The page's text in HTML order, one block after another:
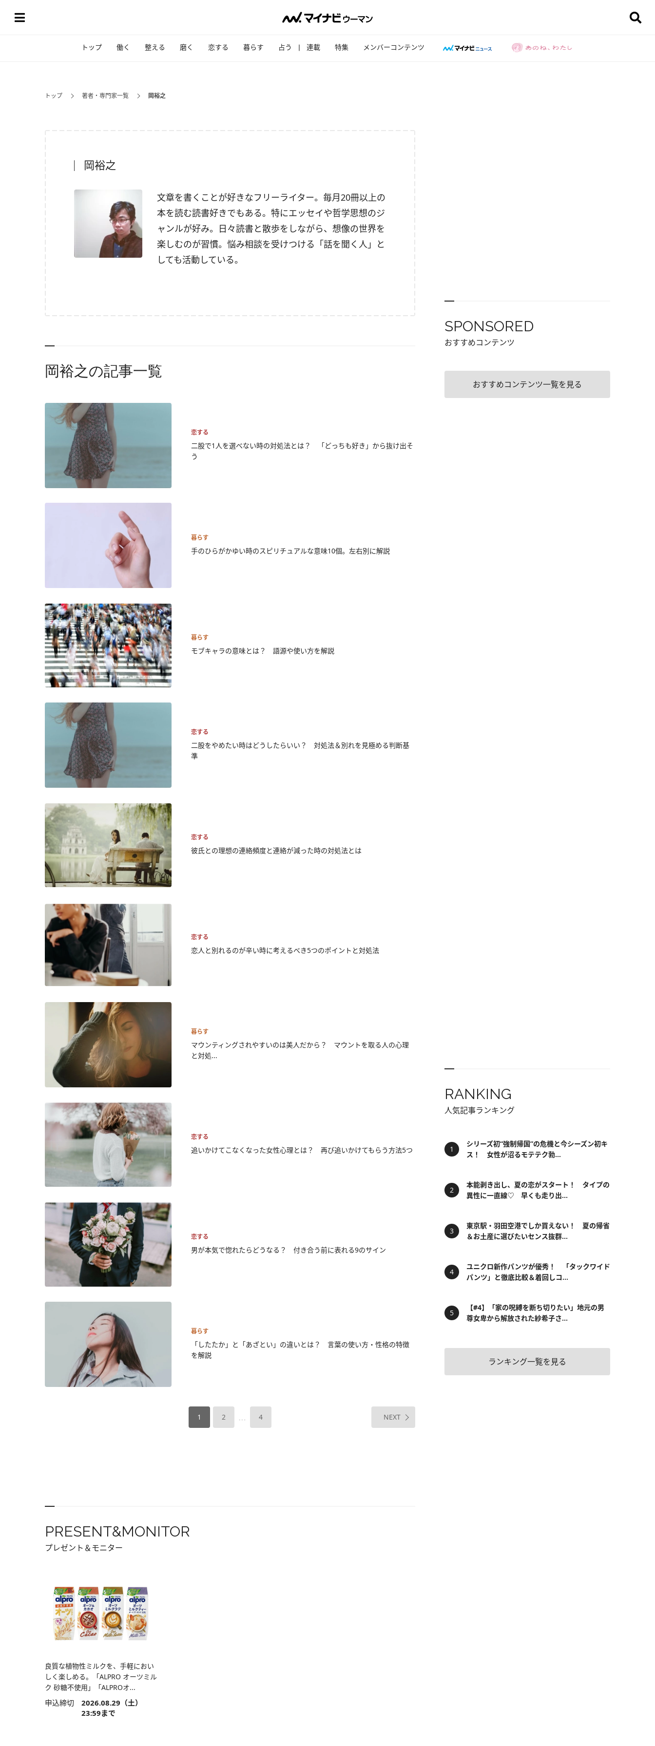
トップ 働く 整える 磨く 恋する 暮らす 占う 連載 特集 メンバーコンテンツ
トップ 著者・専門家一覧 岡裕之
岡裕之
文章を書くことが好きなフリーライター。毎月20冊以上の
本を読む読書好きでもある。特にエッセイや哲学思想のジ
ャンルが好み。日々読書と散歩をしながら、想像の世界を
楽しむのが習慣。悩み相談を受けつける「話を聞く人」と
しても活動している。
岡裕之の記事一覧
恋する
二股で1人を選べない時の対処法とは？ 「どっちも好き」から抜け出そ
う
暮らす
手のひらがかゆい時のスピリチュアルな意味10個。左右別に解説
暮らす
モブキャラの意味とは？ 語源や使い方を解説
恋する
二股をやめたい時はどうしたらいい？ 対処法＆別れを見極める判断基
準
恋する
彼氏との理想の連絡頻度と連絡が減った時の対処法とは
恋する
恋人と別れるのが辛い時に考えるべき5つのポイントと対処法
暮らす
マウンティングされやすいのは美人だから？ マウントを取る人の心理
と対処...
恋する
追いかけてこなくなった女性心理とは？ 再び追いかけてもらう方法5つ
恋する
男が本気で惚れたらどうなる？ 付き合う前に表れる9のサイン
暮らす
「したたか」と「あざとい」の違いとは？ 言葉の使い方・性格の特徴
を解説
1 2 … 4 NEXT
PRESENT&MONITOR
プレゼント＆モニター
良質な植物性ミルクを、手軽におい
しく楽しめる。「ALPRO オーツミル
ク 砂糖不使用」「ALPROオ...
申込締切 2026.08.29（土）
23:59まで
SPONSORED
おすすめコンテンツ
おすすめコンテンツ一覧を見る
RANKING
人気記事ランキング
シリーズ初“強制帰国”の危機と今シーズン初キ
ス！ 女性が沼るモテテク勃...
本能剥き出し、夏の恋がスタート！ タイプの
異性に一直線♡ 早くも走り出...
東京駅・羽田空港でしか買えない！ 夏の帰省
＆お土産に選びたいセンス抜群...
ユニクロ新作パンツが優秀！ 「タックワイド
パンツ」と徹底比較＆着回しコ...
【#4】「家の呪縛を断ち切りたい」地元の男
尊女卑から解放された紗希子さ...
ランキング一覧を見る